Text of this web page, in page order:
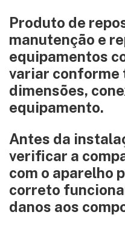
Produto de
manutenção e
equipamentos
variar conforme
dimensões,
equipamento.
Antes da
verificar a
com o aparelho
correto
danos aos